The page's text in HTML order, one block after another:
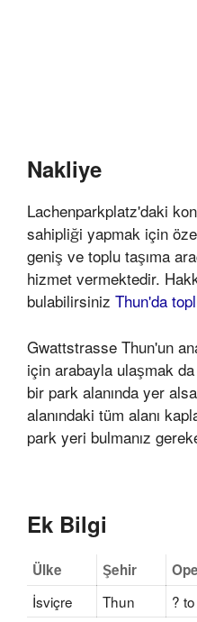
Nakliye
Lachenparkplatz'daki
sahipliği yapmak için
geniş ve toplu taşıma
hizmet vermektedir.
bulabilirsiniz Thun'da
Gwattstrasse Thun'un
için arabayla ulaşmak
bir park alanında yer
alanındaki tüm alanı
park yeri bulmanız
Ek Bilgi
Ülke Şehir
İsviçre
Thun ?